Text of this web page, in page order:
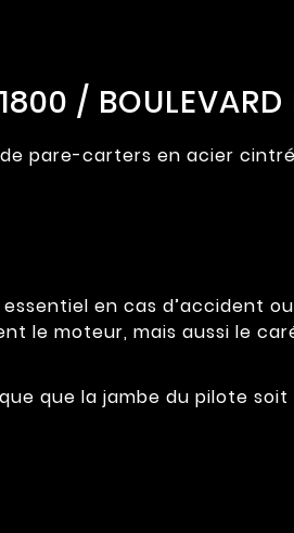
/ BOULEVARD
pare-carters en acier
en cas d’accident
le moteur, mais aussi le
que la jambe du pilote